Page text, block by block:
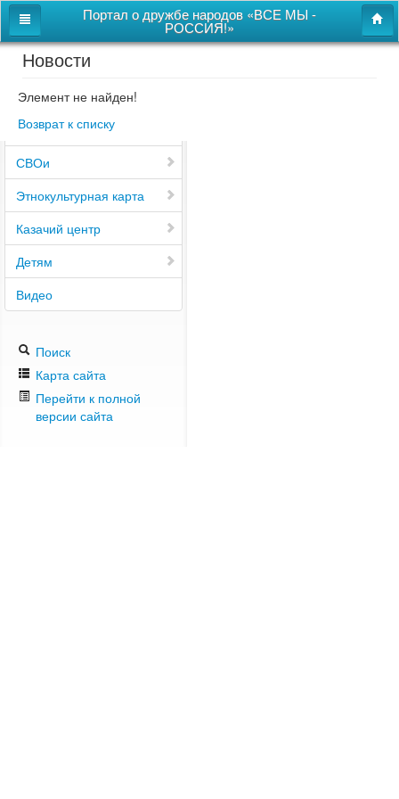
Портал о дружбе народов «ВСЕ МЫ -
РОССИЯ!»
Главная
Дом дружбы народов
Новости
СВОи
Этнокультурная карта
Казачий центр
Детям
Видео
Поиск
Карта сайта
Перейти к полной
версии сайта
Новости
Элемент не найден!
Возврат к списку